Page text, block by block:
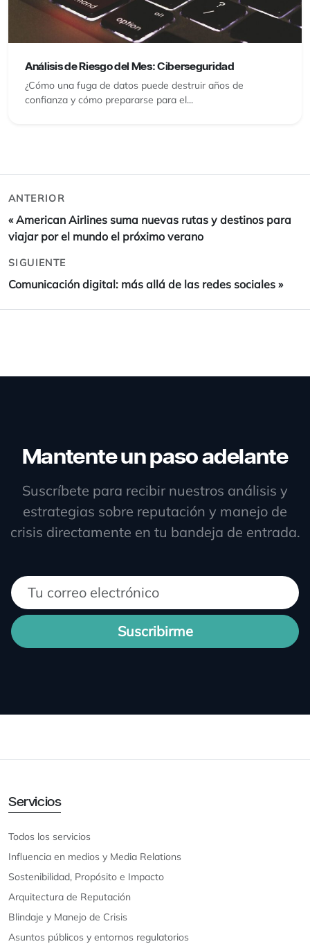
Análisis de Riesgo del Mes: Ciberseguridad
¿Cómo una fuga de datos puede destruir años de
confianza y cómo prepararse para el...
ANTERIOR
«American Airlines suma nuevas rutas y destinos para
viajar por el mundo el próximo verano
SIGUIENTE
Comunicación digital: más allá de las redes sociales »
Mantente un paso adelante
Suscríbete para recibir nuestros análisis y
estrategias sobre reputación y manejo de
crisis directamente en tu bandeja de entrada.
Suscribirme
Servicios
Todos los servicios
Influencia en medios y Media Relations
Sostenibilidad, Propósito e Impacto
Arquitectura de Reputación
Blindaje y Manejo de Crisis
Asuntos públicos y entornos regulatorios